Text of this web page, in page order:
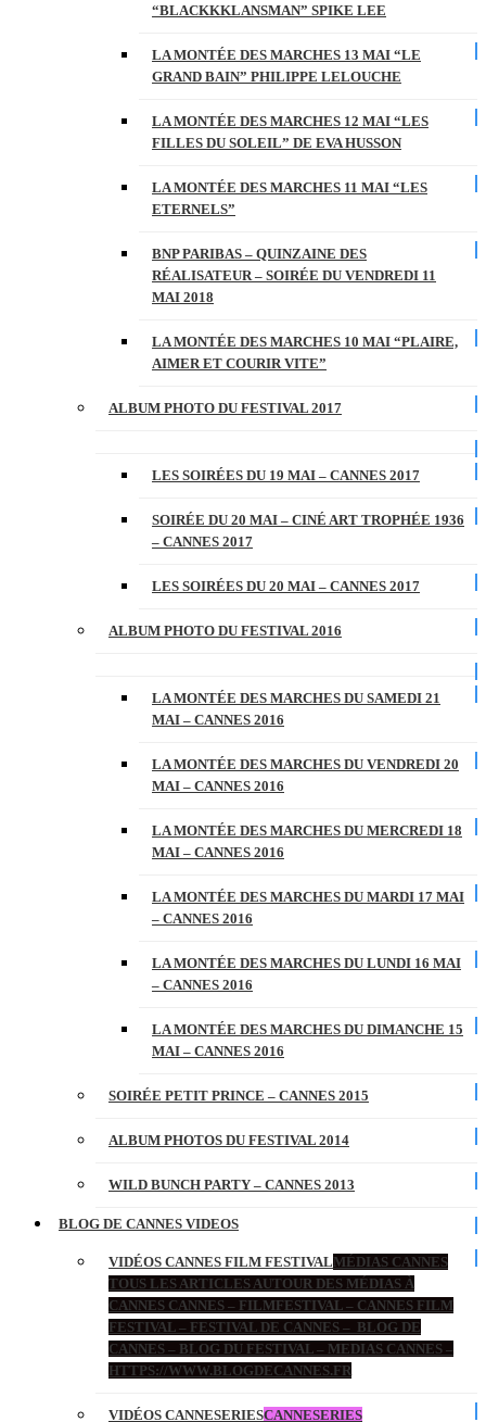
“BLACKKKLANSMAN” SPIKE LEE
LA MONTÉE DES MARCHES 13 MAI “LE
GRAND BAIN” PHILIPPE LELOUCHE
LA MONTÉE DES MARCHES 12 MAI “LES
FILLES DU SOLEIL” DE EVA HUSSON
LA MONTÉE DES MARCHES 11 MAI “LES
ETERNELS”
BNP PARIBAS – QUINZAINE DES
RÉALISATEUR – SOIRÉE DU VENDREDI 11
MAI 2018
LA MONTÉE DES MARCHES 10 MAI “PLAIRE,
AIMER ET COURIR VITE”
ALBUM PHOTO DU FESTIVAL 2017
LES SOIRÉES DU 19 MAI – CANNES 2017
SOIRÉE DU 20 MAI – CINÉ ART TROPHÉE 1936
– CANNES 2017
LES SOIRÉES DU 20 MAI – CANNES 2017
ALBUM PHOTO DU FESTIVAL 2016
LA MONTÉE DES MARCHES DU SAMEDI 21
MAI – CANNES 2016
LA MONTÉE DES MARCHES DU VENDREDI 20
MAI – CANNES 2016
LA MONTÉE DES MARCHES DU MERCREDI 18
MAI – CANNES 2016
LA MONTÉE DES MARCHES DU MARDI 17 MAI
– CANNES 2016
LA MONTÉE DES MARCHES DU LUNDI 16 MAI
– CANNES 2016
LA MONTÉE DES MARCHES DU DIMANCHE 15
MAI – CANNES 2016
SOIRÉE PETIT PRINCE – CANNES 2015
ALBUM PHOTOS DU FESTIVAL 2014
WILD BUNCH PARTY – CANNES 2013
BLOG DE CANNES VIDEOS
VIDÉOS CANNES FILM FESTIVALMÉDIAS CANNES
TOUS LES ARTICLES AUTOUR DES MÉDIAS À
CANNES CANNES – FILMFESTIVAL – CANNES FILM
FESTIVAL – FESTIVAL DE CANNES – BLOG DE
CANNES – BLOG DU FESTIVAL – MEDIAS CANNES –
HTTPS://WWW.BLOGDECANNES.FR
VIDÉOS CANNESERIESCANNESERIES